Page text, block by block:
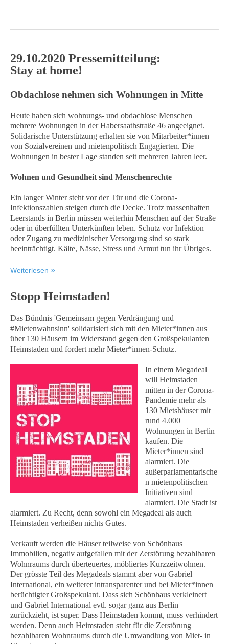
29.10.2020 Pressemitteilung:
Stay at home!
Obdachlose nehmen sich Wohnungen in Mitte
Heute haben sich wohnungs- und obdachlose Menschen
mehrere Wohnungen in der Habersaathstraße 46 angeeignet.
Solidarische Unterstützung erhalten sie von Mitarbeiter*innen
von Sozialvereinen und mietenpolitisch Engagierten. Die
Wohnungen in bester Lage standen seit mehreren Jahren leer.
Wohnen und Gesundheit sind Menschenrechte
Ein langer Winter steht vor der Tür und die Corona-
Infektionszahlen steigen durch die Decke. Trotz massenhaften
Leerstands in Berlin müssen weiterhin Menschen auf der Straße
oder in überfüllten Unterkünften leben. Schutz vor Infektion
oder Zugang zu medizinischer Versorgung sind so stark
beeinträchtigt. Kälte, Nässe, Stress und Armut tun ihr Übriges.
Weiterlesen
Stopp Heimstaden!
Das Bündnis 'Gemeinsam gegen Verdrängung und
#Mietenwahnsinn' solidarisiert sich mit den Mieter*innen aus
über 130 Häusern im Widerstand gegen den Großspekulanten
Heimstaden und fordert mehr Mieter*innen-Schutz.
In einem Megadeal
will Heimstaden
mitten in der Corona-
Pandemie mehr als
130 Mietshäuser mit
rund 4.000
Wohnungen in Berlin
kaufen. Die
Mieter*innen sind
alarmiert. Die
außerparlamentarische
n mietenpolitischen
Initiativen sind
alarmiert. Die Stadt ist
alarmiert. Zu Recht, denn sowohl ein Megadeal als auch
Heimstaden verheißen nichts Gutes.
Verkauft werden die Häuser teilweise von Schönhaus
Immobilien, negativ aufgefallen mit der Zerstörung bezahlbaren
Wohnraums durch überteuertes, möbliertes Kurzzeitwohnen.
Der grösste Teil des Megadeals stammt aber von Gabriel
International, ein weiterer intransparenter und bei Mieter*innen
berüchtigter Großspekulant. Dass sich Schönhaus verkleinert
und Gabriel International evtl. sogar ganz aus Berlin
zurückzieht, ist super. Dass Heimstaden kommt, muss verhindert
werden. Denn auch Heimstaden steht für die Zerstörung
bezahlbaren Wohnraums durch die Umwandlung von Miet- in